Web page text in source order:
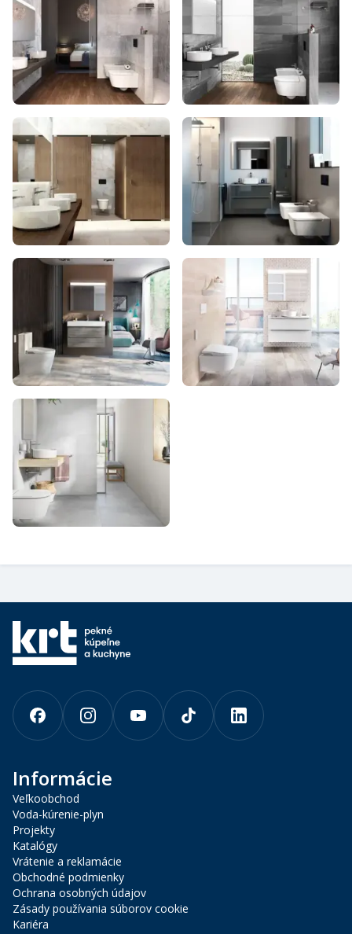
Informácie
Veľkoobchod
Voda-kúrenie-plyn
Projekty
Katalógy
Vrátenie a reklamácie
Obchodné podmienky
Ochrana osobných údajov
Zásady používania súborov cookie
Kariéra